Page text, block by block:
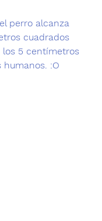
perro alcanza
cuadrados
5 centímetros
humanos. :O